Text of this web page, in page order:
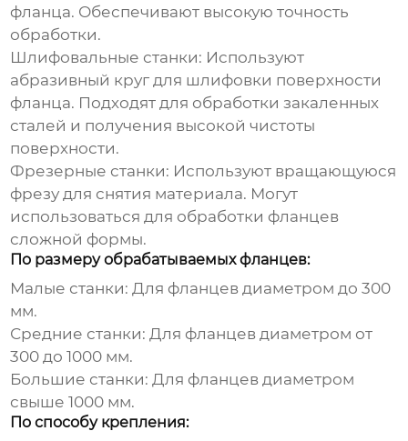
фланца. Обеспечивают высокую точность
обработки.
Шлифовальные станки: Используют
абразивный круг для шлифовки поверхности
фланца. Подходят для обработки закаленных
сталей и получения высокой чистоты
поверхности.
Фрезерные станки: Используют вращающуюся
фрезу для снятия материала. Могут
использоваться для обработки фланцев
сложной формы.
По размеру обрабатываемых фланцев:
Малые станки: Для фланцев диаметром до 300
мм.
Средние станки: Для фланцев диаметром от
300 до 1000 мм.
Большие станки: Для фланцев диаметром
свыше 1000 мм.
По способу крепления: